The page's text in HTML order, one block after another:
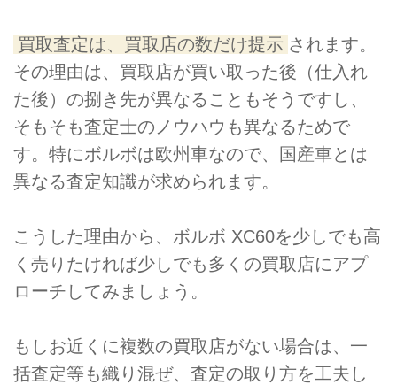
買取査定は、買取店の数だけ提示 されます。
その理由は、買取店が買い取った後（仕入れ
た後）の捌き先が異なることもそうですし、
そもそも査定士のノウハウも異なるためで
す。特にボルボは欧州車なので、国産車とは
異なる査定知識が求められます。
こうした理由から、ボルボ XC60を少しでも高
く売りたければ少しでも多くの買取店にアプ
ローチしてみましょう。
もしお近くに複数の買取店がない場合は、一
括査定等も織り混ぜ、査定の取り方を工夫し